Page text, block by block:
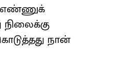
எண்ணுக்
நான்